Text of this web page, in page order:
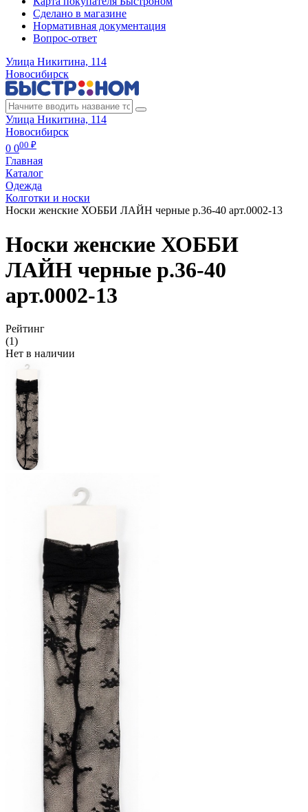
Сделано в магазине
Нормативная документация
Вопрос-ответ
Улица Никитина, 114
Новосибирск
Улица Никитина, 114
Новосибирск
0 000 ₽
Главная
Каталог
Одежда
Колготки и носки
Носки женские ХОББИ ЛАЙН черные р.36-40 арт.0002-13
Носки женские ХОББИ
ЛАЙН черные р.36-40
арт.0002-13
Рейтинг
(1)
Нет в наличии